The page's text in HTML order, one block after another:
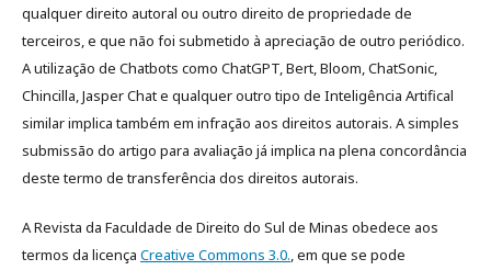
qualquer direito autoral ou outro direito de propriedade de
terceiros, e que não foi submetido à apreciação de outro periódico.
A utilização de Chatbots como ChatGPT, Bert, Bloom, ChatSonic,
Chincilla, Jasper Chat e qualquer outro tipo de Inteligência Artifical
similar implica também em infração aos direitos autorais. A simples
submissão do artigo para avaliação já implica na plena concordância
deste termo de transferência dos direitos autorais.
A Revista da Faculdade de Direito do Sul de Minas obedece aos
termos da licença Creative Commons 3.0., em que se pode